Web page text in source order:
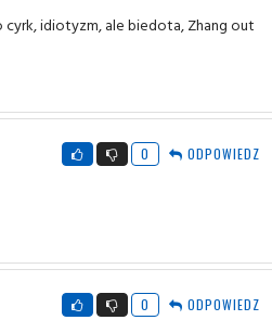
idiotyzm, ale biedota, Zhang out
0 ODPOWIEDZ
0 ODPOWIEDZ